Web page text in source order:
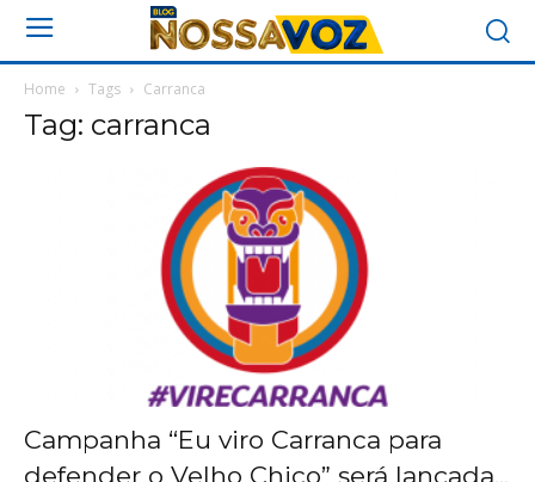
Home Tags Carranca
Tag: carranca
Campanha “Eu viro Carranca para
defender o Velho Chico” será lançada...